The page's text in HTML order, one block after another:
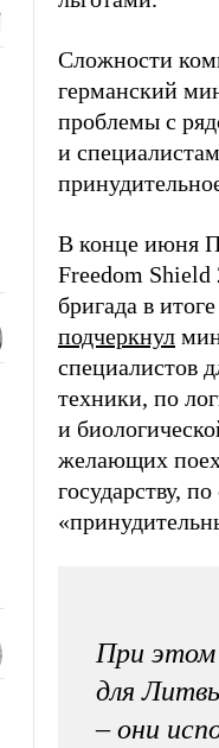
Сложности
германский
проблемы с
и
В конце июня
Freedom
бригада в
подчеркнул
специалистов
техники, по
и
желающих
государству,
При этом
для
– они